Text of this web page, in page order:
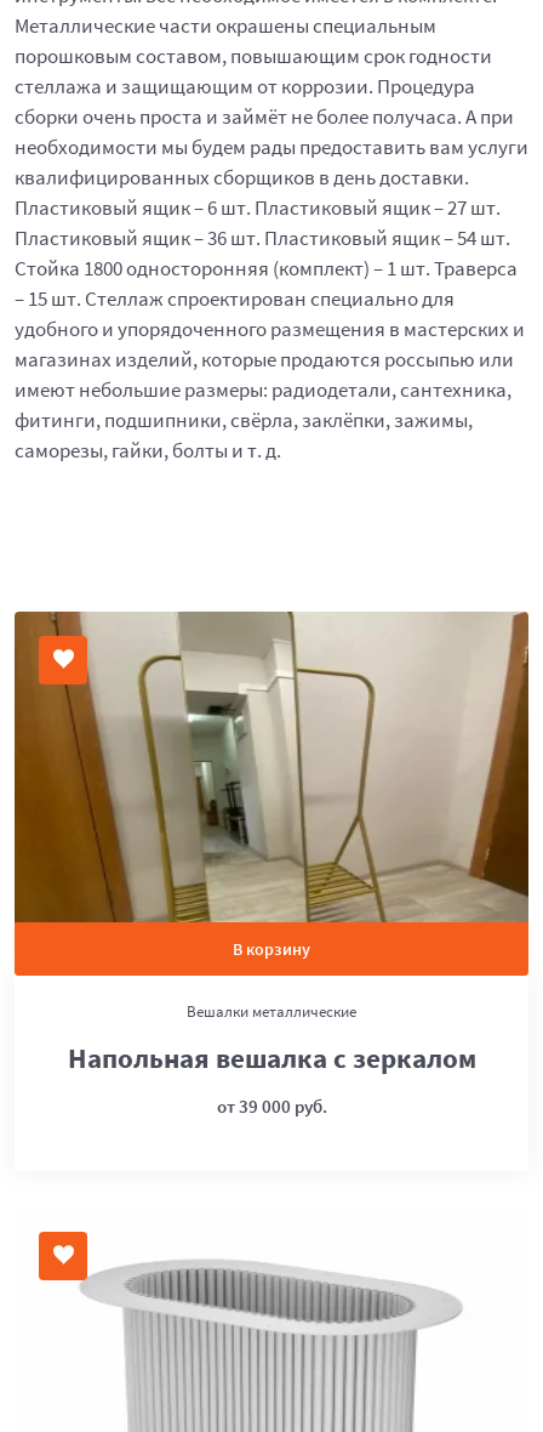
Металлические части окрашены специальным
порошковым составом, повышающим срок годности
стеллажа и защищающим от коррозии. Процедура
сборки очень проста и займёт не более получаса. А при
необходимости мы будем рады предоставить вам услуги
квалифицированных сборщиков в день доставки.
Пластиковый ящик – 6 шт. Пластиковый ящик – 27 шт.
Пластиковый ящик – 36 шт. Пластиковый ящик – 54 шт.
Стойка 1800 односторонняя (комплект) – 1 шт. Траверса
– 15 шт. Стеллаж спроектирован специально для
удобного и упорядоченного размещения в мастерских и
магазинах изделий, которые продаются россыпью или
имеют небольшие размеры: радиодетали, сантехника,
фитинги, подшипники, свёрла, заклёпки, зажимы,
саморезы, гайки, болты и т. д.
В корзину
Вешалки металлические
Напольная вешалка с зеркалом
от 39 000 руб.